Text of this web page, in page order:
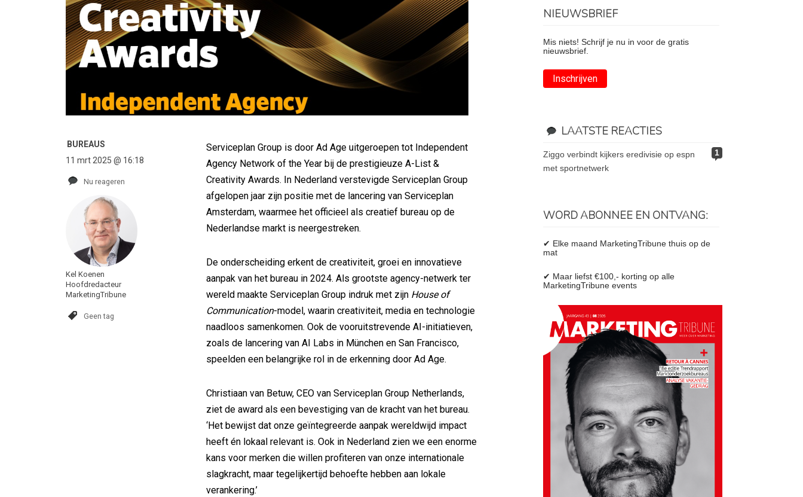
BUREAUS
11 mrt 2025 @ 16:18
Nu reageren
Kel Koenen
Hoofdredacteur
MarketingTribune
Geen tag
Serviceplan Group is door Ad Age uitgeroepen tot Independent
Agency Network of the Year bij de prestigieuze A-List &
Creativity Awards. In Nederland verstevigde Serviceplan Group
afgelopen jaar zijn positie met de lancering van Serviceplan
Amsterdam, waarmee het officieel als creatief bureau op de
Nederlandse markt is neergestreken.
De onderscheiding erkent de creativiteit, groei en innovatieve
aanpak van het bureau in 2024. Als grootste agency-netwerk ter
wereld maakte Serviceplan Group indruk met zijn House of
Communication-model, waarin creativiteit, media en technologie
naadloos samenkomen. Ook de vooruitstrevende AI-initiatieven,
zoals de lancering van AI Labs in München en San Francisco,
speelden een belangrijke rol in de erkenning door Ad Age.
Christiaan van Betuw, CEO van Serviceplan Group Netherlands,
ziet de award als een bevestiging van de kracht van het bureau.
‘Het bewijst dat onze geïntegreerde aanpak wereldwijd impact
heeft én lokaal relevant is. Ook in Nederland zien we een enorme
kans voor merken die willen profiteren van onze internationale
slagkracht, maar tegelijkertijd behoefte hebben aan lokale
verankering.’
NIEUWSBRIEF
Mis niets! Schrijf je nu in voor de gratis
nieuwsbrief.
Inschrijven
LAATSTE REACTIES
1
ziggo verbindt kijkers eredivisie op espn
met sportnetwerk
WORD ABONNEE EN ONTVANG:
✔ Elke maand MarketingTribune thuis op de
mat
✔ Maar liefst €100,- korting op alle
MarketingTribune events